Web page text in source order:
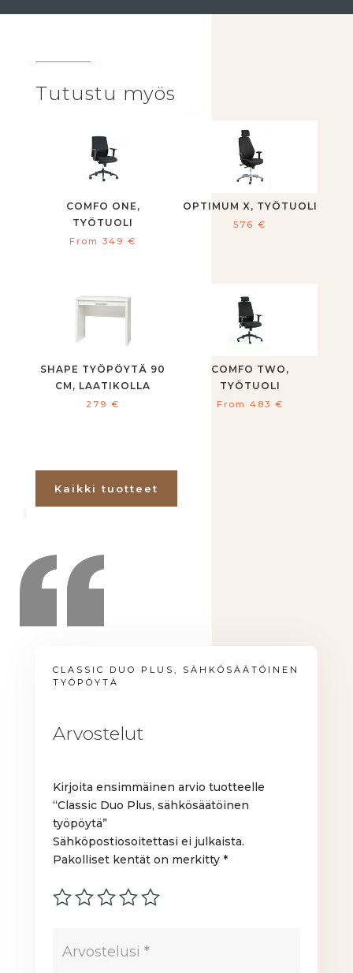
Tutustu myös
COMFO ONE,
TYÖTUOLI
From 349€
OPTIMUM X, TYÖTUOLI
576€
SHAPE TYÖPÖYTÄ 90
CM, LAATIKOLLA
279€
COMFO TWO,
TYÖTUOLI
From 483 €
Kaikki tuotteet
CLASSIC DUO PLUS, SÄHKÖSÄÄTÖINEN
TYÖPÖYTÄ
Arvostelut
Kirjoita ensimmäinen arvio tuotteelle
“Classic Duo Plus, sähkösäätöinen
työpöytä”
Sähköpostiosoitettasi ei julkaista.
Pakolliset kentät on merkitty*